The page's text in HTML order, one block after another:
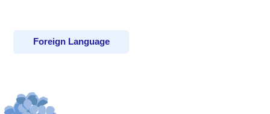
Foreign Language